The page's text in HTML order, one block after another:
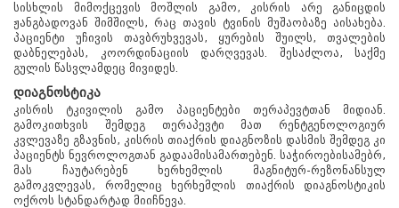
სისხლის მიმოქცევის მოშლის გამო, კისრის არე განიცდის
ჟანგბადოვან შიმშილს, რაც თავის ტვინის მუშაობაზე აისახება.
პაციენტი უჩივის თავბრუხვევას, ყურების შუილს, თვალების
დაბნელებას, კოორდინაციის დარღვევას. შესაძლოა, საქმე
გულის წასვლამდეც მივიდეს.
დიაგნოსტიკა
კისრის ტკივილის გამო პაციენტები თერაპევტთან მიდიან.
გამოკითხვის შემდეგ თერაპევტი მათ რენტგენოლოგიურ
კვლევაზე გზავნის, კისრის თიაქრის დიაგნოზის დასმის შემდეგ კი
პაციენტს ნევროლოგთან გადაამისამართებენ. საჭიროებისამებრ,
მას ჩაუტარებენ ხერხემლის მაგნიტურ-რეზონანსულ
გამოკვლევას, რომელიც ხერხემლის თიაქრის დიაგნოსტიკის
ოქროს სტანდარტად მიიჩნევა.